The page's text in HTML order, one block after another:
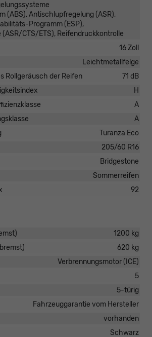
(ABS), Antischlupfregelung (ASR),
Programm (ESP),
(ASR/CTS/ETS), Reifendruckkontrolle
16 Zoll
Leichtmetallfelge
Rollgeräusch der Reifen
71 dB
H
A
A
Turanza Eco
205/60 R16
Bridgestone
Sommerreifen
92
1200 kg
620 kg
Verbrennungsmotor (ICE)
5
5-türig
Fahrzeuggarantie vom Hersteller
vorhanden
Schwarz